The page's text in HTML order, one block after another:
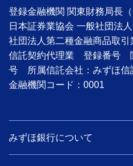
登録金融機関 関東財務局長
日本証券業協会 一般社団法
社団法人第二種金融商品取引
信託契約代理業 登録番号
号 所属信託会社：みずほ信
金融機関コード：0001
みずほ銀行について